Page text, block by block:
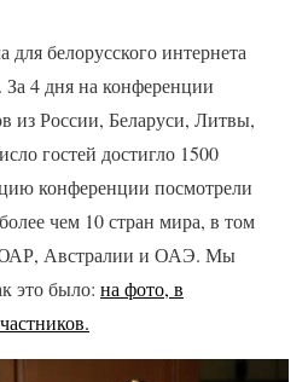
для белорусского интернета
4 дня на конференции
из России, Беларуси, Литвы,
гостей достигло 1500
конференции посмотрели
чем 10 стран мира, в том
Австралии и ОАЭ. Мы
это было: на фото, в